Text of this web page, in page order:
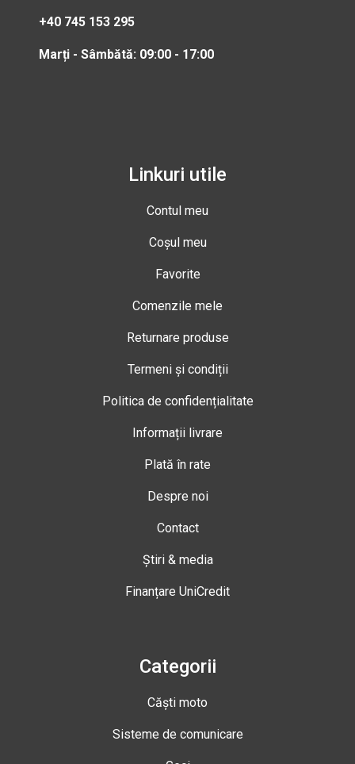
+40 745 153 295
Marți - Sâmbătă: 09:00 - 17:00
Linkuri utile
Contul meu
Coșul meu
Favorite
Comenzile mele
Returnare produse
Termeni și condiții
Politica de confidențialitate
Informații livrare
Plată în rate
Despre noi
Contact
Știri & media
Finanțare UniCredit
Categorii
Căști moto
Sisteme de comunicare